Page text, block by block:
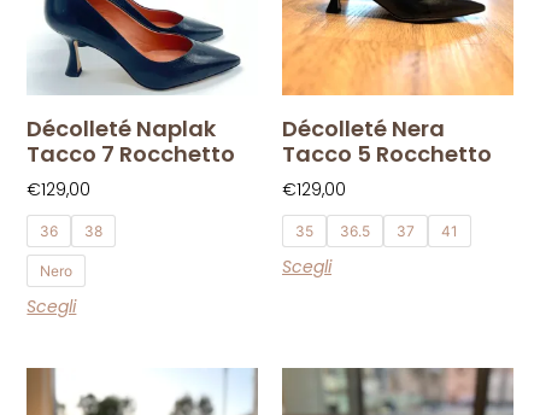
Décolleté Naplak
Tacco 7 Rocchetto
€129,00
36 38
Nero
Scegli
Décolleté Nera
Tacco 5 Rocchetto
€129,00
35 36.5 37 41
Scegli